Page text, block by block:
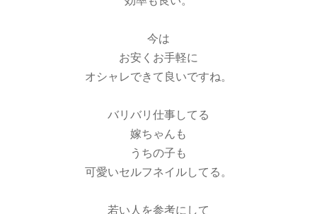
今は
お安くお手軽に
オシャレできて良いですね。
バリバリ仕事してる
嫁ちゃんも
うちの子も
可愛いセルフネイルしてる。
若い人を参考にして